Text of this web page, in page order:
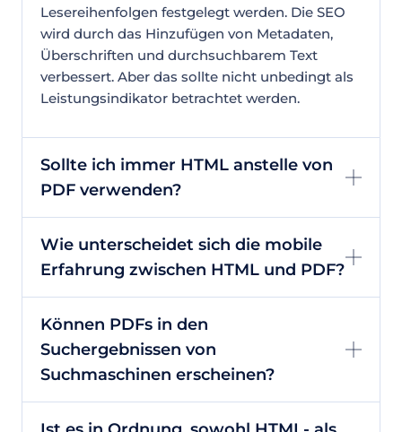
Lesereihenfolgen festgelegt werden. Die SEO
wird durch das Hinzufügen von Metadaten,
Überschriften und durchsuchbarem Text
verbessert. Aber das sollte nicht unbedingt als
Leistungsindikator betrachtet werden.
Sollte ich immer HTML anstelle von
PDF verwenden?
Wie unterscheidet sich die mobile
Erfahrung zwischen HTML und PDF?
Können PDFs in den
Suchergebnissen von
Suchmaschinen erscheinen?